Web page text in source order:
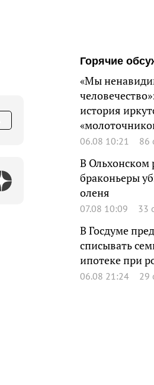
Горячие
«Мы
история
06.08 10:21 86
В Ольхонском
браконьеры
оленя
07.08 10:09 33
В Госдуме
списывать
ипотеке при
06.08 21:24 29